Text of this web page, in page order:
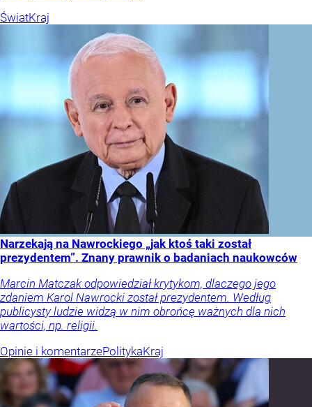
ŚwiatKraj
Narzekają na Nawrockiego „jak ktoś taki został
prezydentem”. Znany prawnik o badaniach naukowców
Marcin Matczak odpowiedział krytykom, dlaczego jego
zdaniem Karol Nawrocki został prezydentem. Według
publicysty ludzie widzą w nim obrońcę ważnych dla nich
wartości, np. religii.
Opinie i komentarzePolitykaKraj